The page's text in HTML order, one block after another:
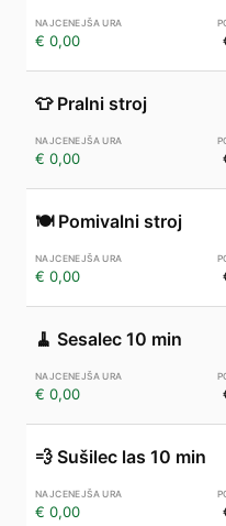
€ 0,00
👕 Pralni stroj
€ 0,00
🍽️ Pomivalni stroj
€ 0,00
🧹 Sesalec 10 min
€ 0,00
💨 Sušilec las 10 min
€ 0,00